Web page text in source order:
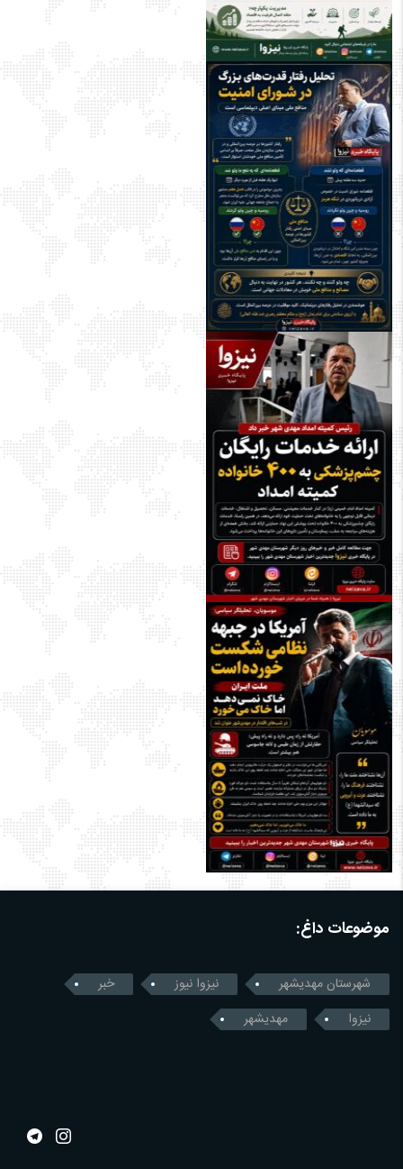
موضوعات داغ:
شهرستان مهدیشهر نیزوا نیوز
خبر
نیزوا
مهدیشهر